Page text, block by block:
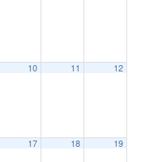
10 11 12
17 18 19